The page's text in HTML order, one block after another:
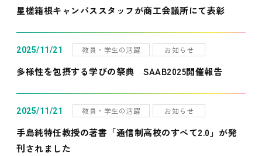
星槎箱根キャンパススタッフが商工会議所にて表彰
2025/11/21 教員・学生の活躍 お知らせ
多様性を包摂する学びの祭典 SAAB2025開催報告
2025/11/21 教員・学生の活躍 お知らせ
手島純特任教授の著書「通信制高校のすべて2.0」が発
刊されました